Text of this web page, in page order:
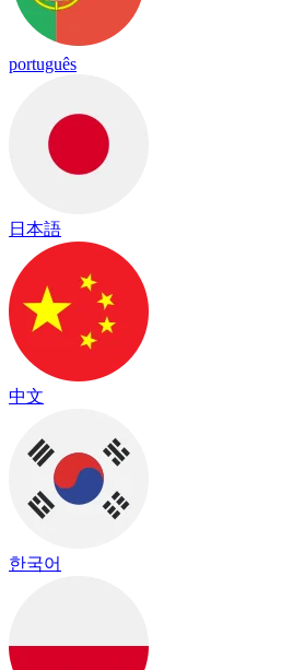
português
日本語
中文
한국어